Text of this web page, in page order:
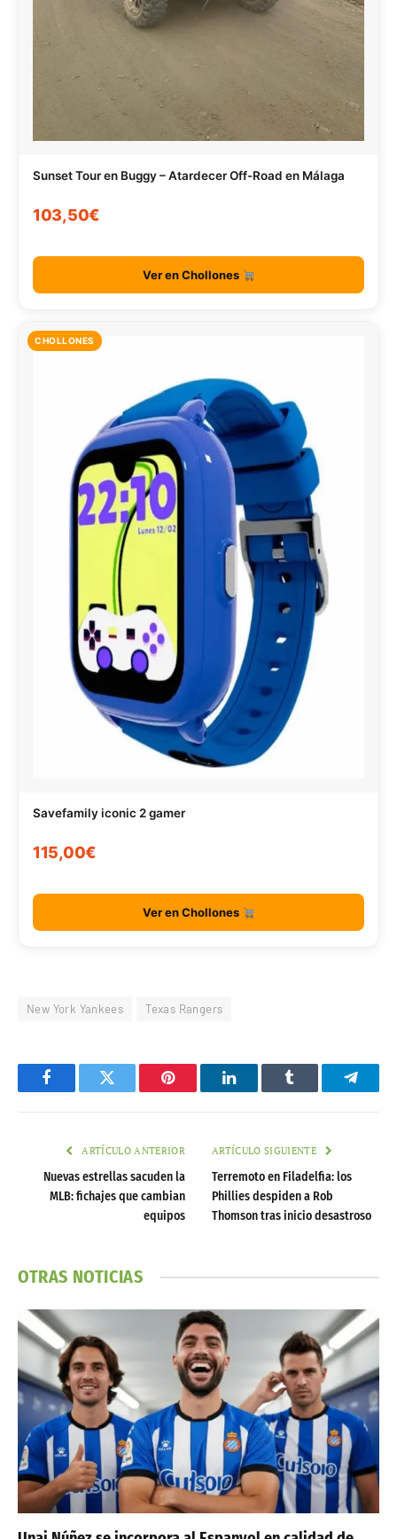
Sunset Tour en Buggy – Atardecer Off-Road en Málaga
103,50€
Ver en Chollones
CHOLLONES
Savefamily iconic 2 gamer
115,00€
Ver en Chollones
New York Yankees Texas Rangers
FacebookTwitter Pinterest LinkedInTumblr
ARTÍCULO ANTERIOR
Nuevas estrellas sacuden la
MLB: fichajes que cambian
equipos
ARTÍCULO SIGUIENTE
Terremoto en Filadelfia: los
Phillies despiden a Rob
Thomson tras inicio desastroso
OTRAS NOTICIAS